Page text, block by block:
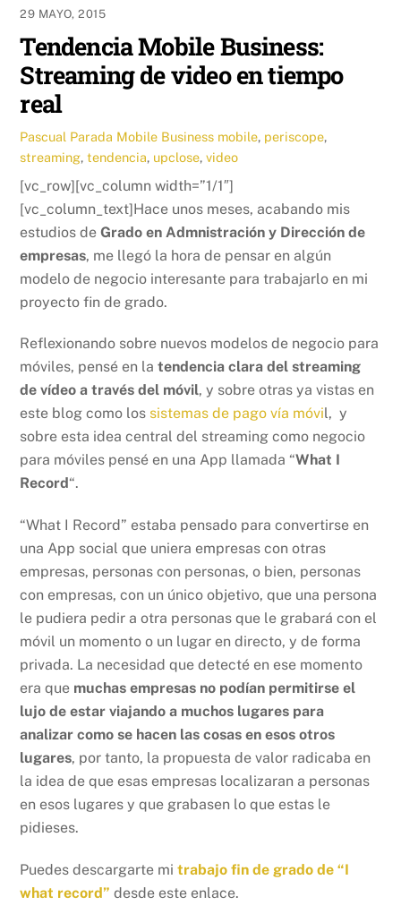
29 MAYO, 2015
Tendencia Mobile Business:
Streaming de video en tiempo
real
Pascual Parada Mobile Business mobile, periscope,
streaming,tendencia, upclose,video
[vc_row][vc_column width=”1/1″]
[vc_column_text]Hace unos meses, acabando mis
estudios deGrado en Admnistración y Dirección de
empresas, me llegó la hora de pensar en algún
modelo de negocio interesante para trabajarlo en mi
proyecto fin de grado.
Reflexionando sobre nuevos modelos de negocio para
móviles, pensé en latendencia clara del streaming
de vídeo a través del móvil, y sobre otras ya vistas en
este blog como los sistemas de pago vía móvil, y
sobre esta idea central del streaming como negocio
para móviles pensé en una App llamada “What I
Record“.
“What I Record” estaba pensado para convertirse en
una App social que uniera empresas con otras
empresas, personas con personas, o bien, personas
con empresas, con un único objetivo, que una persona
le pudiera pedir a otra personas que le grabará con el
móvil un momento o un lugar en directo, y de forma
privada. La necesidad que detecté en ese momento
era que muchas empresas no podían permitirse el
lujo de estar viajando a muchos lugares para
analizar como se hacen las cosas en esos otros
lugares, por tanto, la propuesta de valor radicaba en
la idea de que esas empresas localizaran a personas
en esos lugares y que grabasen lo que estas le
pidieses.
Puedes descargarte mitrabajo fin de grado de “I
what record” desde este enlace.